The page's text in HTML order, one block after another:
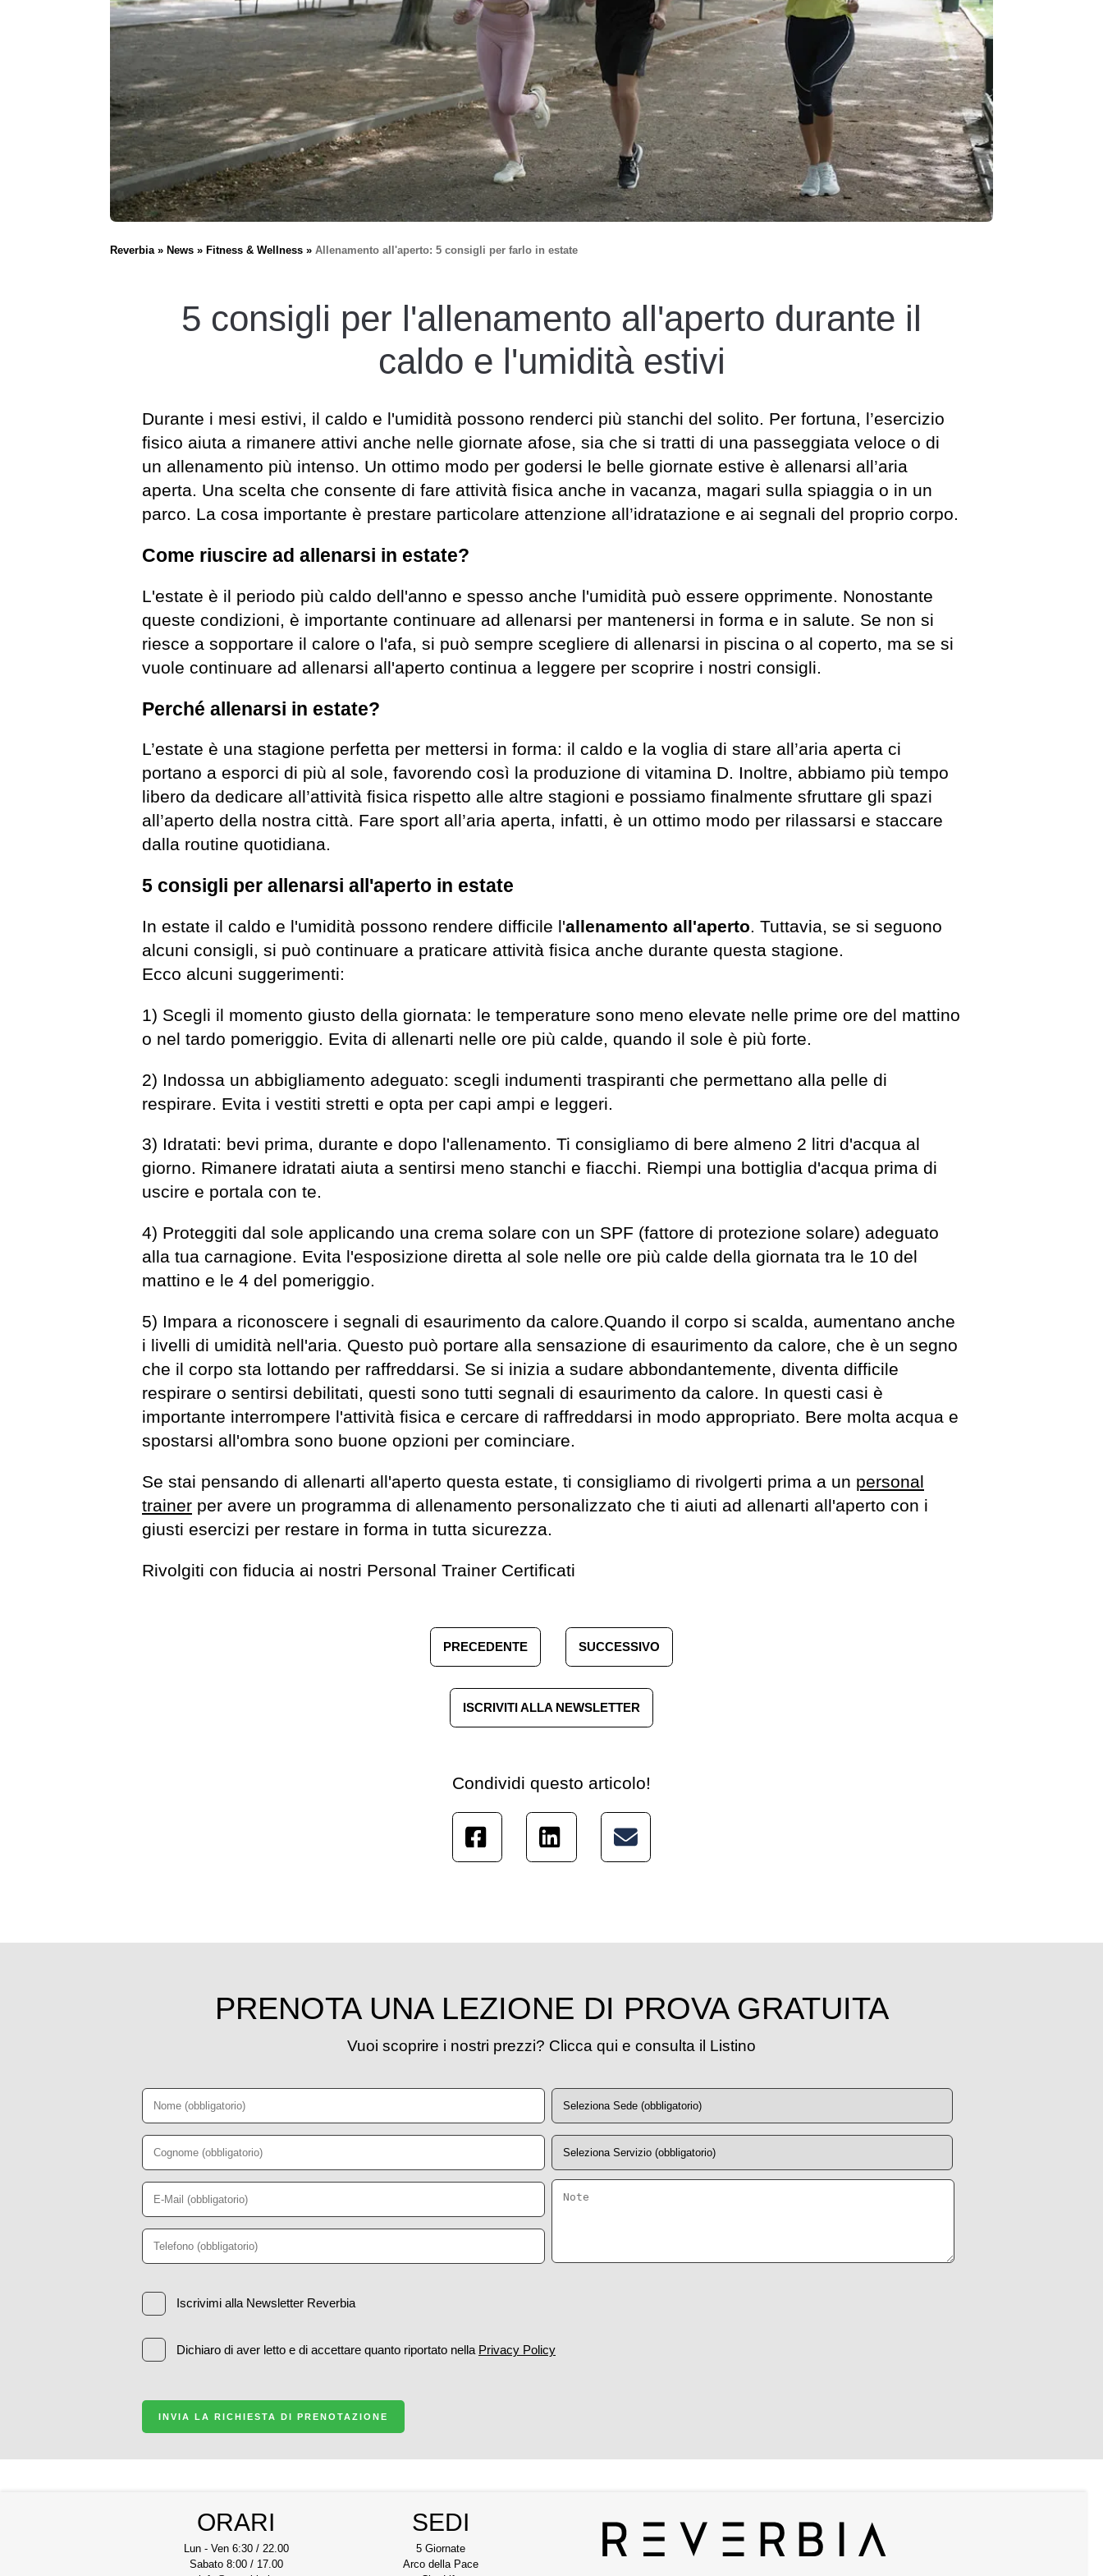
Reverbia News Fitness & Wellness Allenamento all'aperto: 5 consigli per farlo in estate
5 consigli per l'allenamento all'aperto durante il
caldo e l'umidità estivi
Durante i mesi estivi, il caldo e l'umidità possono renderci più stanchi del solito. Per fortuna, l’esercizio
fisico aiuta a rimanere attivi anche nelle giornate afose, sia che si tratti di una passeggiata veloce o di
un allenamento più intenso. Un ottimo modo per godersi le belle giornate estive è allenarsi all’aria
aperta. Una scelta che consente di fare attività fisica anche in vacanza, magari sulla spiaggia o in un
parco. La cosa importante è prestare particolare attenzione all’idratazione e ai segnali del proprio corpo.
Come riuscire ad allenarsi in estate?
L'estate è il periodo più caldo dell'anno e spesso anche l'umidità può essere opprimente. Nonostante
queste condizioni, è importante continuare ad allenarsi per mantenersi in forma e in salute. Se non si
riesce a sopportare il calore o l'afa, si può sempre scegliere di allenarsi in piscina o al coperto, ma se si
vuole continuare ad allenarsi all'aperto continua a leggere per scoprire i nostri consigli.
Perché allenarsi in estate?
L’estate è una stagione perfetta per mettersi in forma: il caldo e la voglia di stare all’aria aperta ci
portano a esporci di più al sole, favorendo così la produzione di vitamina D. Inoltre, abbiamo più tempo
libero da dedicare all’attività fisica rispetto alle altre stagioni e possiamo finalmente sfruttare gli spazi
all’aperto della nostra città. Fare sport all’aria aperta, infatti, è un ottimo modo per rilassarsi e staccare
dalla routine quotidiana.
5 consigli per allenarsi all'aperto in estate
In estate il caldo e l'umidità possono rendere difficile l'allenamento all'aperto. Tuttavia, se si seguono
alcuni consigli, si può continuare a praticare attività fisica anche durante questa stagione.
Ecco alcuni suggerimenti:
1) Scegli il momento giusto della giornata: le temperature sono meno elevate nelle prime ore del mattino
o nel tardo pomeriggio. Evita di allenarti nelle ore più calde, quando il sole è più forte.
2) Indossa un abbigliamento adeguato: scegli indumenti traspiranti che permettano alla pelle di
respirare. Evita i vestiti stretti e opta per capi ampi e leggeri.
3) Idratati: bevi prima, durante e dopo l'allenamento. Ti consigliamo di bere almeno 2 litri d'acqua al
giorno. Rimanere idratati aiuta a sentirsi meno stanchi e fiacchi. Riempi una bottiglia d'acqua prima di
uscire e portala con te.
4) Proteggiti dal sole applicando una crema solare con un SPF (fattore di protezione solare) adeguato
alla tua carnagione. Evita l'esposizione diretta al sole nelle ore più calde della giornata tra le 10 del
mattino e le 4 del pomeriggio.
5) Impara a riconoscere i segnali di esaurimento da calore.Quando il corpo si scalda, aumentano anche
i livelli di umidità nell'aria. Questo può portare alla sensazione di esaurimento da calore, che è un segno
che il corpo sta lottando per raffreddarsi. Se si inizia a sudare abbondantemente, diventa difficile
respirare o sentirsi debilitati, questi sono tutti segnali di esaurimento da calore. In questi casi è
importante interrompere l'attività fisica e cercare di raffreddarsi in modo appropriato. Bere molta acqua e
spostarsi all'ombra sono buone opzioni per cominciare.
Se stai pensando di allenarti all'aperto questa estate, ti consigliamo di rivolgerti prima a un personal
trainer per avere un programma di allenamento personalizzato che ti aiuti ad allenarti all'aperto con i
giusti esercizi per restare in forma in tutta sicurezza.
Rivolgiti con fiducia ai nostri Personal Trainer Certificati
PRECEDENTE SUCCESSIVO
ISCRIVITI ALLA NEWSLETTER
Condividi questo articolo!
PRENOTA UNA LEZIONE DI PROVA GRATUITA
Vuoi scoprire i nostri prezzi? Clicca qui e consulta il Listino
Iscrivimi alla Newsletter Reverbia
Dichiaro di aver letto e di accettare quanto riportato nella Privacy Policy
INVIA LA RICHIESTA DI PRENOTAZIONE
ORARI
Lun - Ven 6:30 / 22.00
Sabato 8:00 / 17.00
SEDI
5 Giornate
Arco della Pace